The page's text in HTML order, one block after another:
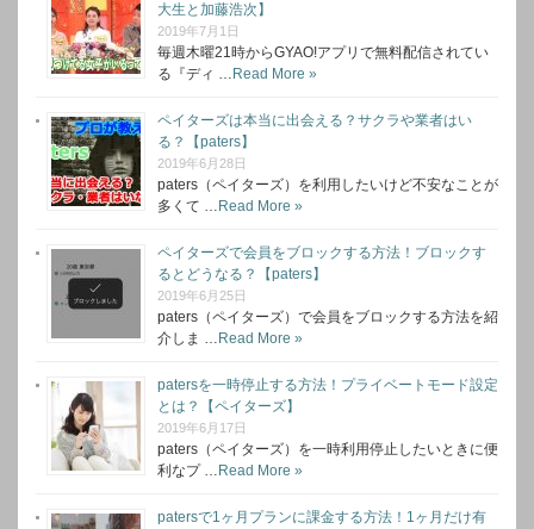
大生と加藤浩次】
2019年7月1日
毎週木曜21時からGYAO!アプリで無料配信されてい
る『ディ … Read More »
ペイターズは本当に出会える？サクラや業者はい
る？【paters】
2019年6月28日
paters（ペイターズ）を利用したいけど不安なことが
多くて … Read More »
ペイターズで会員をブロックする方法！ブロックす
るとどうなる？【paters】
2019年6月25日
paters（ペイターズ）で会員をブロックする方法を紹
介しま … Read More »
patersを一時停止する方法！プライベートモード設定
とは？【ペイターズ】
2019年6月17日
paters（ペイターズ）を一時利用停止したいときに便
利なプ … Read More »
patersで1ヶ月プランに課金する方法！1ヶ月だけ有